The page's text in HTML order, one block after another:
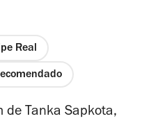
Real
de Tanka Sapkota,